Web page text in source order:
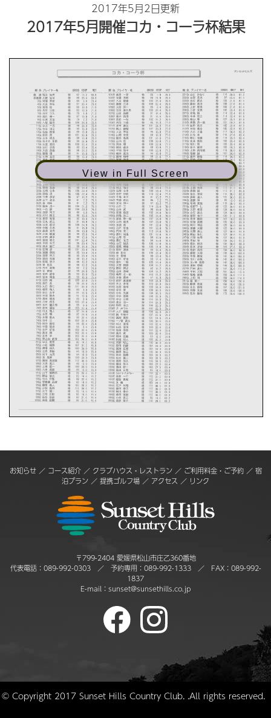
2017年5月2日更新
2017年5月開催コカ・コーラ杯結果
View in Full Screen
お知らせ／ コース紹介／ クラブハウス・レストラン／ ご利用料金・ご予約／ 宿
泊プラン ／ 提携ゴルフ場 ／ アクセス ／ リンク
〒799-2404 愛媛県松山市庄乙360番地
代表電話： 089-992-0303／ 予約専用： 089-992-1333／ FAX：089-992-
1837
E-mail： sunset@sunsethills.co.jp
© Copyright 2017 Sunset Hills Country Club. .All rights reserved.